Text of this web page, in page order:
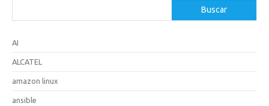
Buscar
AI
ALCATEL
amazon linux
ansible